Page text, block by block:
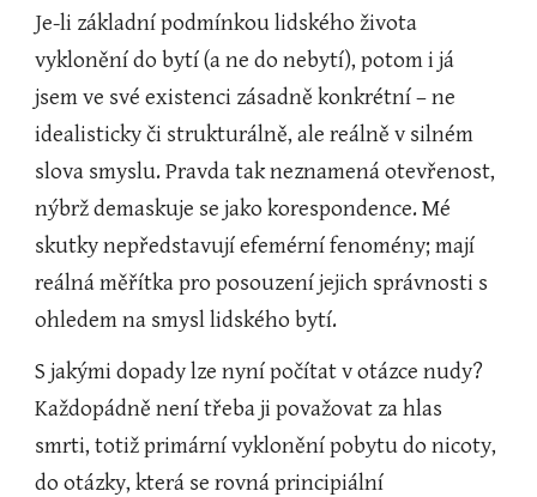
Je-li základní podmínkou lidského života
vyklonění do bytí (a ne do nebytí), potom i já
jsem ve své existenci zásadně konkrétní – ne
idealisticky či strukturálně, ale reálně v silném
slova smyslu. Pravda tak neznamená otevřenost,
nýbrž demaskuje se jako korespondence. Mé
skutky nepředstavují efemérní fenomény; mají
reálná měřítka pro posouzení jejich správnosti s
ohledem na smysl lidského bytí.
S jakými dopady lze nyní počítat v otázce nudy?
Každopádně není třeba ji považovat za hlas
smrti, totiž primární vyklonění pobytu do nicoty,
do otázky, která se rovná principiální